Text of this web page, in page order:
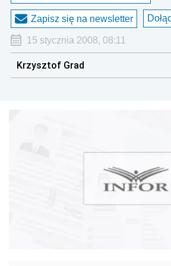
Zapisz się na newsletter
15 stycznia 2008, 08:11
Krzysztof Grad